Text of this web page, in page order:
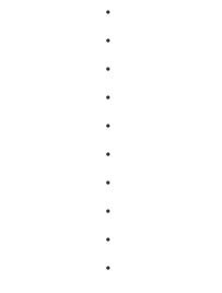
・
・
・
・
・
・
・
・
・
・